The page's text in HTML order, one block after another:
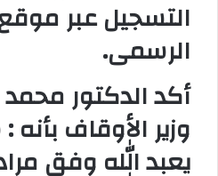
التسجيل عبر موقع
الرسمى.
أكد الدكتور
وزير الأوقاف
يعبد الله وفق